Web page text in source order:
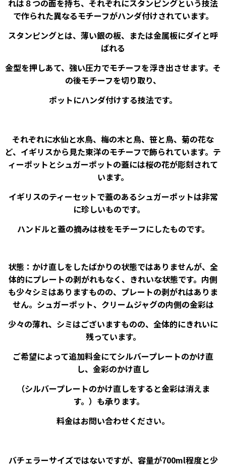
れは８つの面を持ち、それぞれにスタンピングという技法
で作られた異なるモチーフがハンダ付けされています。
スタンピングとは、薄い銀の板、または金属板にダイと呼
ばれる
金型を押しあて、強い圧力でモチーフを浮き出させます。そ
の後モチーフを切り取り、
ポットにハンダ付けする技法です。
それぞれに水仙と水鳥、梅の木と鳥、笹と鳥、菊の花な
ど、イギリスから見た東洋のモチーフで飾られています。テ
ィーポットとシュガーポットの蓋には桜の花が彫刻されて
います。
イギリスのティーセットで蓋のあるシュガーポットは非常
に珍しいものです。
ハンドルと蓋の摘みは枝をモチーフにしたものです。
状態：かけ直しをしたばかりの状態ではありませんが、全
体的にプレートの剥がれもなく、きれいな状態です。内側
も少々シミはありますものの、プレートの剥がれはありま
せん。シュガーポット、クリームジャグの内側の金彩は
少々の薄れ、シミはございますものの、全体的にきれいに
残っています。
ご希望によって追加料金にてシルバープレートのかけ直
し、金彩のかけ直し
（シルバープレートのかけ直しをすると金彩は消えま
す。）も承ります。
料金はお問い合わせください。
バチェラーサイズではないですが、容量が700ml程度と少